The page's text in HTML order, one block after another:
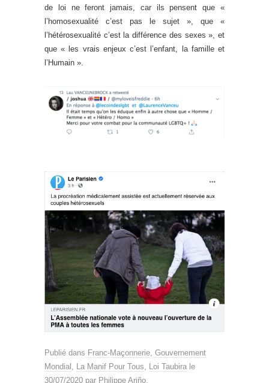
de loi ne feront jamais, car ils pensent que «
l’homosexualité c’est pas le sujet », que «
l’hétérosexualité c’est la différence des sexes », et
que « les vrais enjeux c’est l’enfant, la famille et
l’Humain ».
Publié dans Franc-Maçonnerie, Gouvernement
Mondial , La Manif Pour Tous, Loi Taubira le
30/07/2020 par Philippe Ariño.